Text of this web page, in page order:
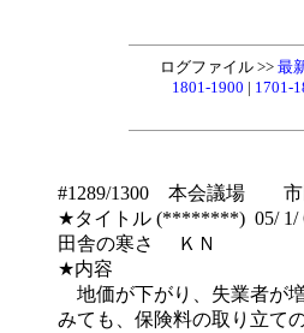
ログファイル >> 最
1801-1900 | 1701-
#1289/1300 本会議場 市
★タイトル (********) 05/ 1/
田舎の寒さ ＫＮ
★内容
地価が下がり、失業者が
みても、保険料の取り立て